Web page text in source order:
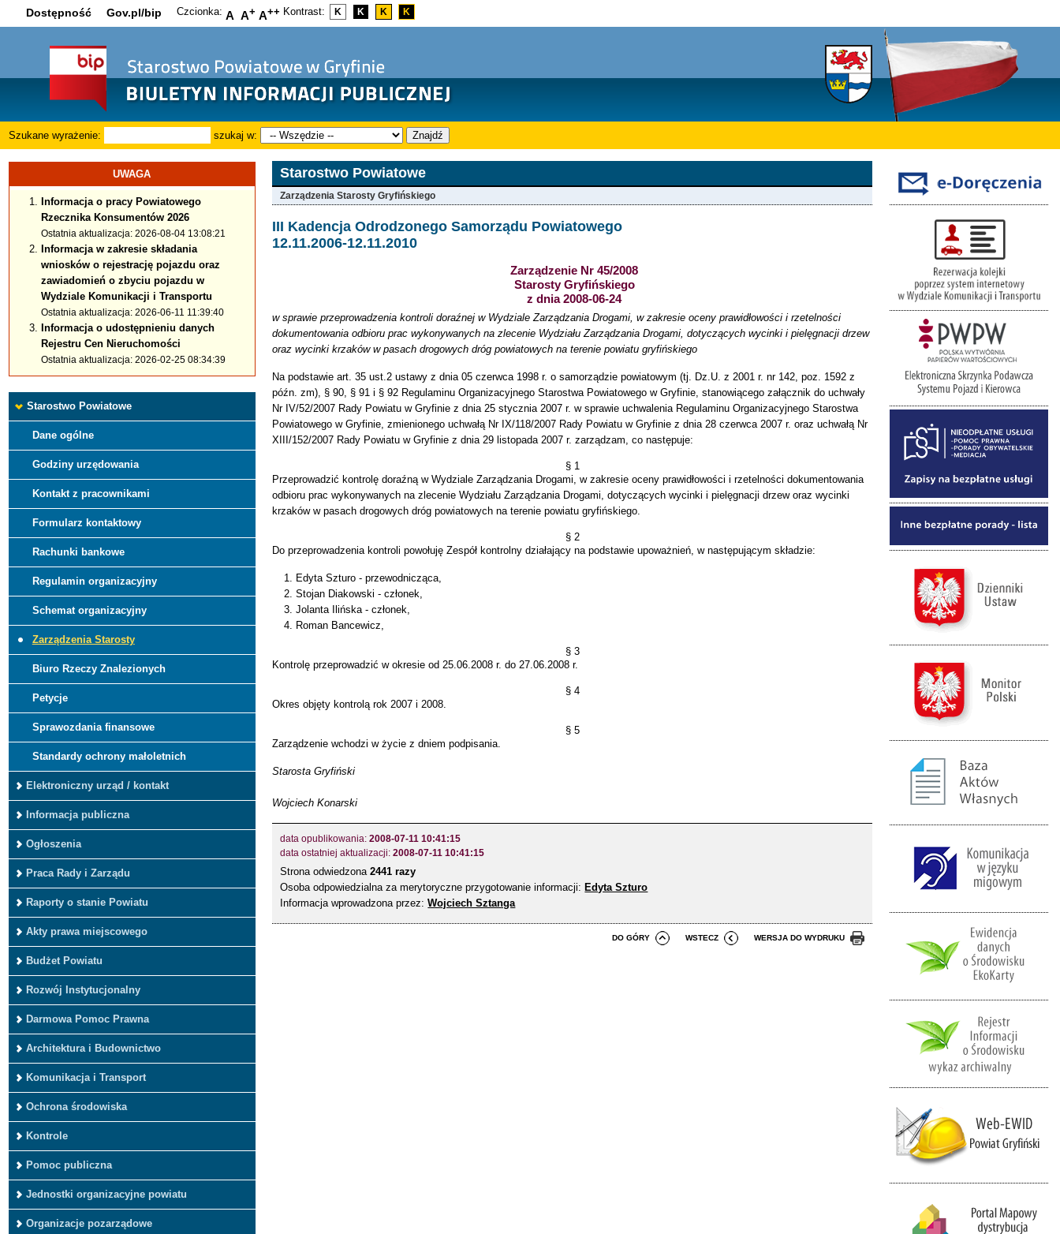
Dostępność Gov.pl/bip Czcionka: A A+ A++ Kontrast: K K K K
Szukane wyrażenie: szukaj w: Znajdź
UWAGA
Informacja o pracy Powiatowego
Rzecznika Konsumentów 2026
Ostatnia aktualizacja: 2026-08-04 13:08:21
Informacja w zakresie składania
wniosków o rejestrację pojazdu oraz
zawiadomień o zbyciu pojazdu w
Wydziale Komunikacji i Transportu
Ostatnia aktualizacja: 2026-06-11 11:39:40
Informacja o udostępnieniu danych
Rejestru Cen Nieruchomości
Ostatnia aktualizacja: 2026-02-25 08:34:39
Starostwo Powiatowe
Dane ogólne
Godziny urzędowania
Kontakt z pracownikami
Formularz kontaktowy
Rachunki bankowe
Regulamin organizacyjny
Schemat organizacyjny
Zarządzenia Starosty
Biuro Rzeczy Znalezionych
Petycje
Sprawozdania finansowe
Standardy ochrony małoletnich
Elektroniczny urząd / kontakt
Informacja publiczna
Ogłoszenia
Praca Rady i Zarządu
Raporty o stanie Powiatu
Akty prawa miejscowego
Budżet Powiatu
Rozwój Instytucjonalny
Darmowa Pomoc Prawna
Architektura i Budownictwo
Komunikacja i Transport
Ochrona środowiska
Kontrole
Pomoc publiczna
Jednostki organizacyjne powiatu
Organizacje pozarządowe
Starostwo Powiatowe
Zarządzenia Starosty Gryfińskiego
III Kadencja Odrodzonego Samorządu Powiatowego
12.11.2006-12.11.2010
Zarządzenie Nr 45/2008
Starosty Gryfińskiego
z dnia 2008-06-24
w sprawie przeprowadzenia kontroli doraźnej w Wydziale Zarządzania Drogami, w zakresie oceny prawidłowości i rzetelności
dokumentowania odbioru prac wykonywanych na zlecenie Wydziału Zarządzania Drogami, dotyczących wycinki i pielęgnacji drzew
oraz wycinki krzaków w pasach drogowych dróg powiatowych na terenie powiatu gryfińskiego
Na podstawie art. 35 ust.2 ustawy z dnia 05 czerwca 1998 r. o samorządzie powiatowym (tj. Dz.U. z 2001 r. nr 142, poz. 1592 z
późn. zm), § 90, § 91 i § 92 Regulaminu Organizacyjnego Starostwa Powiatowego w Gryfinie, stanowiącego załącznik do uchwały
Nr IV/52/2007 Rady Powiatu w Gryfinie z dnia 25 stycznia 2007 r. w sprawie uchwalenia Regulaminu Organizacyjnego Starostwa
Powiatowego w Gryfinie, zmienionego uchwałą Nr IX/118/2007 Rady Powiatu w Gryfinie z dnia 28 czerwca 2007 r. oraz uchwałą Nr
XIII/152/2007 Rady Powiatu w Gryfinie z dnia 29 listopada 2007 r. zarządzam, co następuje:
§ 1
Przeprowadzić kontrolę doraźną w Wydziale Zarządzania Drogami, w zakresie oceny prawidłowości i rzetelności dokumentowania
odbioru prac wykonywanych na zlecenie Wydziału Zarządzania Drogami, dotyczących wycinki i pielęgnacji drzew oraz wycinki
krzaków w pasach drogowych dróg powiatowych na terenie powiatu gryfińskiego.
§ 2
Do przeprowadzenia kontroli powołuję Zespół kontrolny działający na podstawie upoważnień, w następującym składzie:
Edyta Szturo - przewodnicząca,
Stojan Diakowski - członek,
Jolanta Ilińska - członek,
Roman Bancewicz,
§ 3
Kontrolę przeprowadzić w okresie od 25.06.2008 r. do 27.06.2008 r.
§ 4
Okres objęty kontrolą rok 2007 i 2008.
§ 5
Zarządzenie wchodzi w życie z dniem podpisania.
Starosta Gryfiński
Wojciech Konarski
data opublikowania:2008-07-11 10:41:15
data ostatniej aktualizacji:2008-07-11 10:41:15
Strona odwiedzona2441 razy
Osoba odpowiedzialna za merytoryczne przygotowanie informacji: Edyta Szturo
Informacja wprowadzona przez:Wojciech Sztanga
DO GÓRY WSTECZ WERSJA DO WYDRUKU